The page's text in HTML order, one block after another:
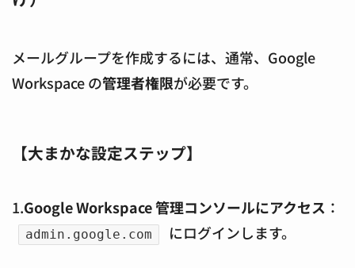
メールグループを作成するには、通常、Google
Workspace の管理者権限が必要です。
【大まかな設定ステップ】
1.Google Workspace 管理コンソールにアクセス ：
admin.google.com にログインします。